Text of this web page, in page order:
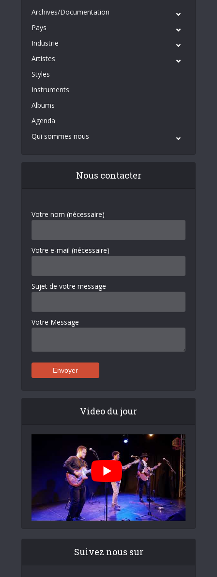
Archives/Documentation
Pays
Industrie
Artistes
Styles
Instruments
Albums
Agenda
Qui sommes nous
Nous contacter
Votre nom (nécessaire)
Votre e-mail (nécessaire)
Sujet de votre message
Votre Message
Video du jour
Suivez nous sur